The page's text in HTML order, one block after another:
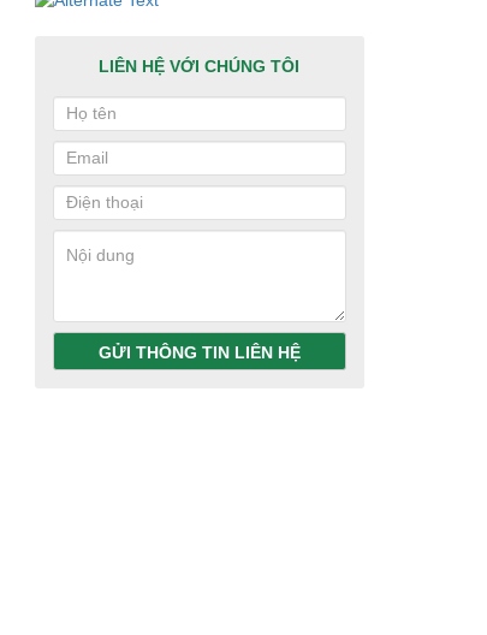
LIÊN HỆ VỚI CHÚNG TÔI
GỬI THÔNG TIN LIÊN HỆ